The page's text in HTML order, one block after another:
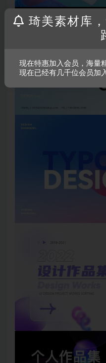
琦美素材库
现在特惠加入会员，海量
现在已经有几千位会员加